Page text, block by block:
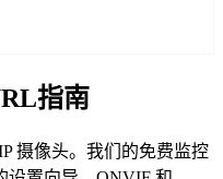
指南
摄像头。我们的免费监控